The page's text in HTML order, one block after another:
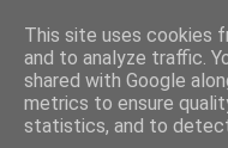
This site uses cookies
and to analyze traffic.
shared with Google
metrics to ensure
statistics, and to